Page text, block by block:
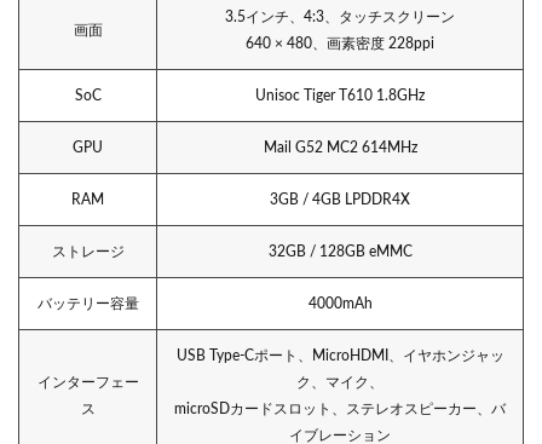
画面
3.5インチ、4:3、タッチスクリーン
640 × 480、画素密度 228ppi
SoC Unisoc Tiger T610 1.8GHz
GPU Mail G52 MC2 614MHz
RAM 3GB / 4GB LPDDR4X
ストレージ 32GB / 128GB eMMC
バッテリー容量 4000mAh
インターフェー
ス
USB Type-Cポート、MicroHDMI、イヤホンジャッ
ク、マイク、
microSDカードスロット、ステレオスピーカー、バ
イブレーション